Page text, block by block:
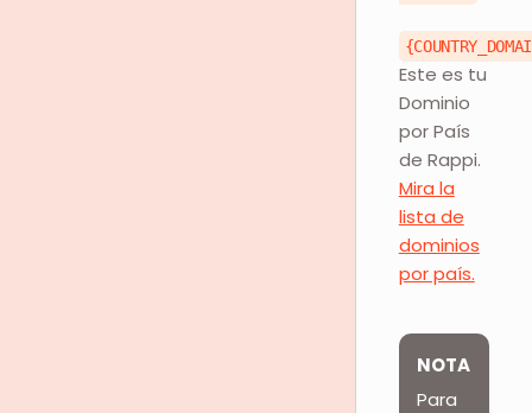
Este es tu
Dominio
por País
de Rappi.
Mira la
lista de
dominios
por país.
NOTA
Para